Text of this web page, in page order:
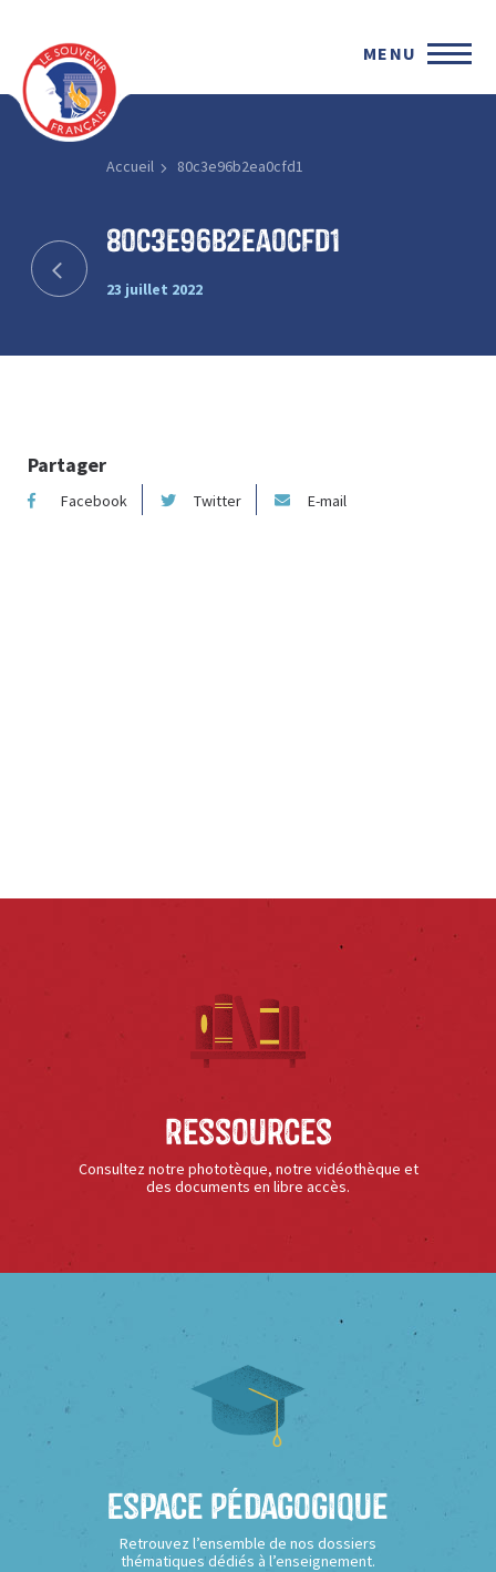
MENU
Accueil 80c3e96b2ea0cfd1
80c3e96b2ea0cfd1
23 juillet 2022
Partager
Facebook Twitter E-mail
Ressources
Consultez notre phototèque, notre vidéothèque et
des documents en libre accès.
Espace Pédagogique
Retrouvez l’ensemble de nos dossiers
thématiques dédiés à l’enseignement.